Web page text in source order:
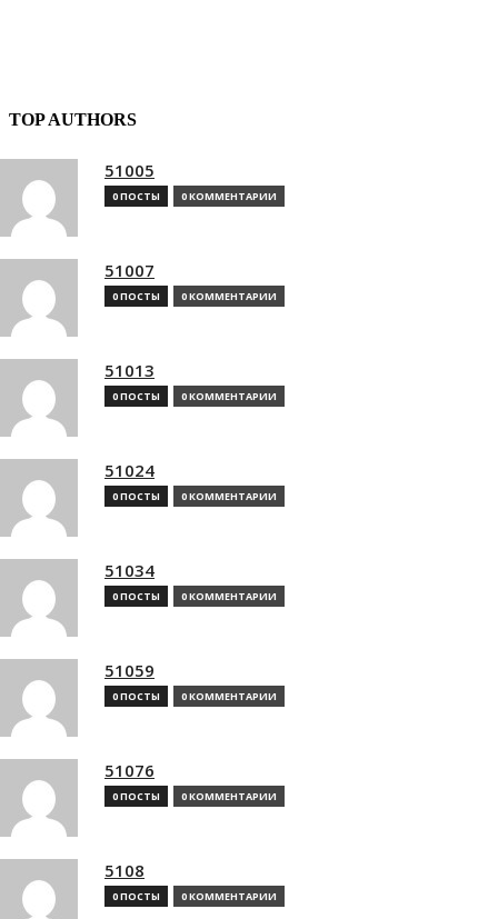
TOP AUTHORS
51005
0 ПОСТЫ 0 КОММЕНТАРИИ
51007
0 ПОСТЫ 0 КОММЕНТАРИИ
51013
0 ПОСТЫ 0 КОММЕНТАРИИ
51024
0 ПОСТЫ 0 КОММЕНТАРИИ
51034
0 ПОСТЫ 0 КОММЕНТАРИИ
51059
0 ПОСТЫ 0 КОММЕНТАРИИ
51076
0 ПОСТЫ 0 КОММЕНТАРИИ
5108
0 ПОСТЫ 0 КОММЕНТАРИИ